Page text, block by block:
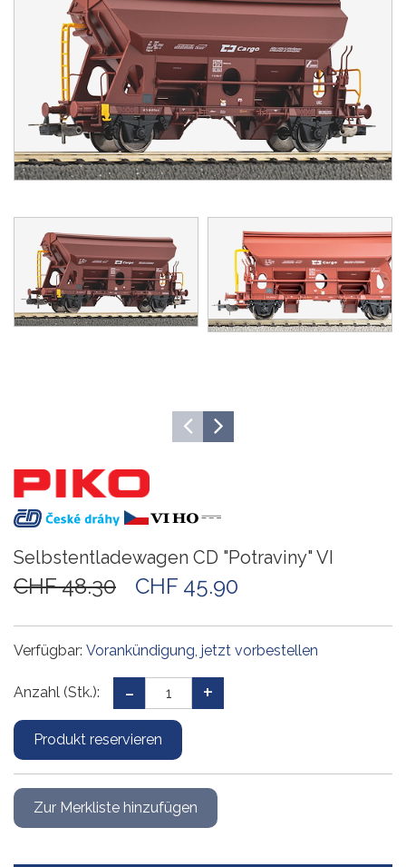
Selbstentladewagen CD "Potraviny" VI
CHF 48.30 CHF 45.90
Verfügbar: Vorankündigung, jetzt vorbestellen
Anzahl (Stk.):